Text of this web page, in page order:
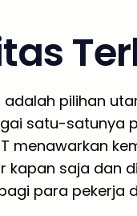
adalah pilihan
satu-
menawarkan
kapan saja dan
para pekerja